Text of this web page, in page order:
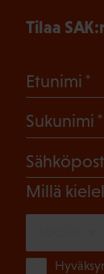
Tilaa
Etunimi
Sukunimi
Millä